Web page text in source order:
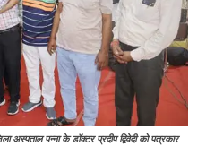
अस्पताल पन्ना के डॉक्टर प्रदीप द्विवेदी को पत्रकार